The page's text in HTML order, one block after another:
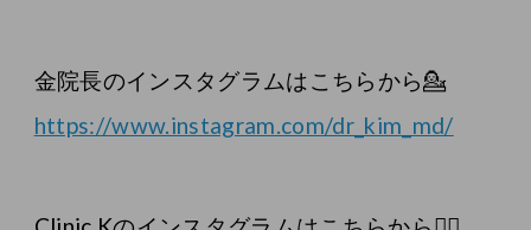
金院長のインスタグラムはこちらから💁
https://www.instagram.com/dr_kim_md/